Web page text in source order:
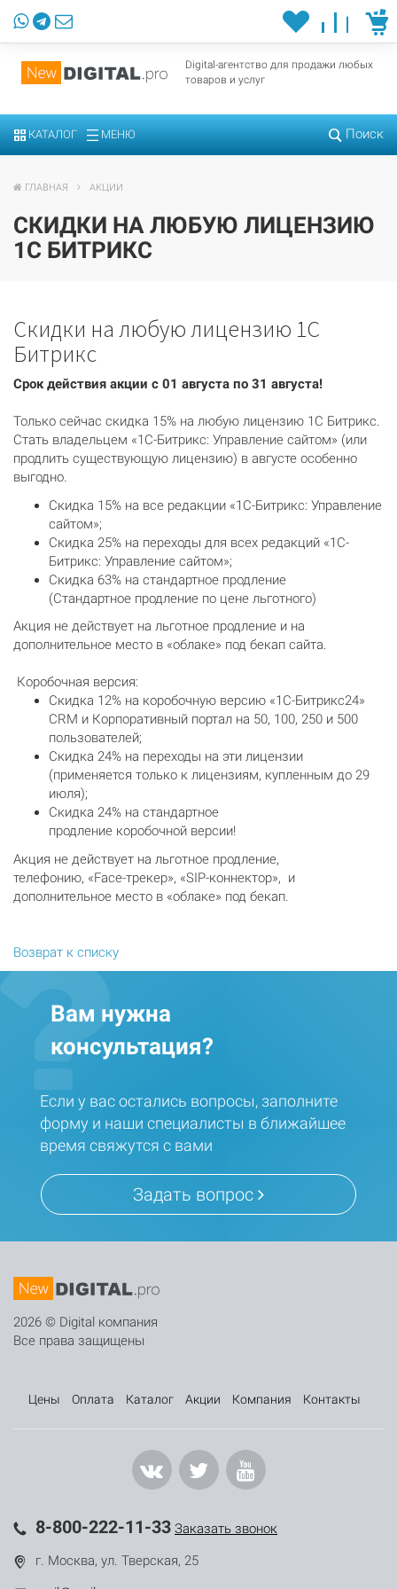
Digital-агентство для продажи любых
товаров и услуг
КАТАЛОГ МЕНЮ Поиск
ГЛАВНАЯ АКЦИИ
СКИДКИ НА ЛЮБУЮ ЛИЦЕНЗИЮ
1С БИТРИКС
Скидки на любую лицензию 1С
Битрикс
Срок действия акции с 01 августа по 31 августа!
Только сейчас скидка 15% на любую лицензию 1С Битрикс.
Стать владельцем «1С-Битрикс: Управление сайтом» (или
продлить существующую лицензию) в августе особенно
выгодно.
Скидка 15% на все редакции «1С-Битрикс: Управление
сайтом»;
Скидка 25% на переходы для всех редакций «1С-
Битрикс: Управление сайтом»;
Скидка 63% на стандартное продление
(Стандартное продление по цене льготного)
Акция не действует на льготное продление и на
дополнительное место в «облаке» под бекап сайта.
Коробочная версия:
Скидка 12% на коробочную версию «1С-Битрикс24»
CRM и Корпоративный портал на 50, 100, 250 и 500
пользователей;
Скидка 24% на переходы на эти лицензии
(применяется только к лицензиям, купленным до 29
июля);
Скидка 24% на стандартное
продление коробочной версии!
Акция не действует на льготное продление,
телефонию, «Face-трекер», «SIP-коннектор», и
дополнительное место в «облаке» под бекап.
Возврат к списку
Вам нужна
консультация?
Если у вас остались вопросы, заполните
форму и наши специалисты в ближайшее
время свяжутся с вами
Задать вопрос
2026 © Digital компания
Все права защищены
Цены Оплата Каталог Акции Компания Контакты
8-800-222-11-33 Заказать звонок
г. Москва, ул. Тверская, 25